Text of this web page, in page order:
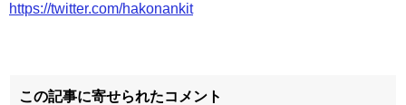
https://twitter.com/hakonankit
この記事に寄せられたコメント